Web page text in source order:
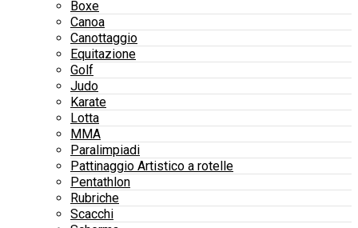
Boxe
Canoa
Canottaggio
Equitazione
Golf
Judo
Karate
Lotta
MMA
Paralimpiadi
Pattinaggio Artistico a rotelle
Pentathlon
Rubriche
Scacchi